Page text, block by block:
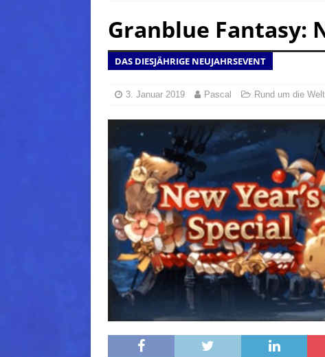
(Normal)
FFXIV: Das
FANTASY
[ 5. August 2026 ] FFXIV: Das
[ 5. August 2026 ] FFXIV: Das
Granblue Fantasy:
DAS DIESJÄHRIGE NEUJAHRSEVENT
3. Januar 2019 Pascal Rund um die Welt